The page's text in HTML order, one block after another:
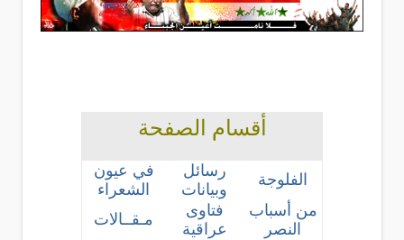
أقسام الصفحة
في عيون
الشعراء
رسائل
وبيانات
الفلوجة
مـقــالات
فتاوى
عراقية
من أسباب
النصر